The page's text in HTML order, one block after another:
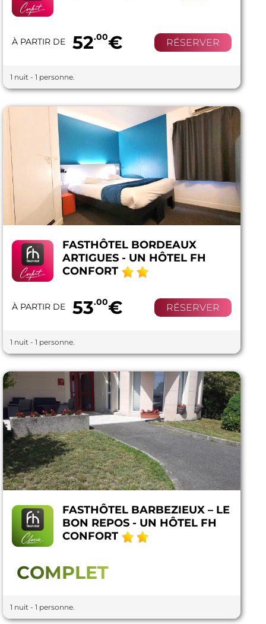
À PARTIR DE 52.00€ RÉSERVER
1 nuit - 1 personne.
FASTHÔTEL BORDEAUX
ARTIGUES - UN HÔTEL FH
CONFORT
À PARTIR DE 53.00€ RÉSERVER
1 nuit - 1 personne.
FASTHÔTEL BARBEZIEUX – LE
BON REPOS - UN HÔTEL FH
CONFORT
COMPLET
1 nuit - 1 personne.